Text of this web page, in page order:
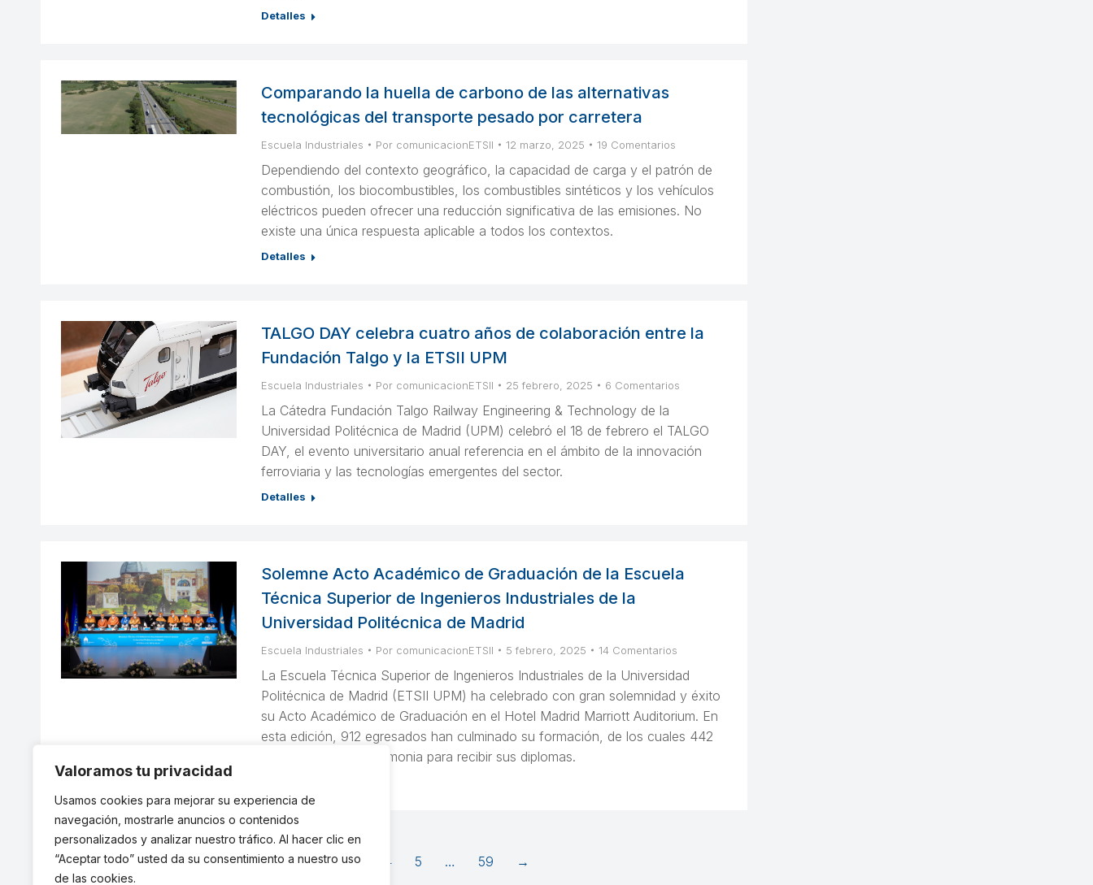
Valoramos tu privacidad
Usamos cookies para mejorar su experiencia de
navegación, mostrarle anuncios o contenidos
personalizados y analizar nuestro tráfico. Al hacer clic en
“Aceptar todo” usted da su consentimiento a nuestro uso
de las cookies.
Detalles
Comparando la huella de carbono de las alternativas
tecnológicas del transporte pesado por carretera
Escuela Industriales Por comunicacionETSII 12 marzo, 2025 19 Comentarios
Dependiendo del contexto geográfico, la capacidad de carga y el patrón de
combustión, los biocombustibles, los combustibles sintéticos y los vehículos
eléctricos pueden ofrecer una reducción significativa de las emisiones. No
existe una única respuesta aplicable a todos los contextos.
Detalles
TALGO DAY celebra cuatro años de colaboración entre la
Fundación Talgo y la ETSII UPM
Escuela Industriales Por comunicacionETSII 25 febrero, 2025 6 Comentarios
La Cátedra Fundación Talgo Railway Engineering & Technology de la
Universidad Politécnica de Madrid (UPM) celebró el 18 de febrero el TALGO
DAY, el evento universitario anual referencia en el ámbito de la innovación
ferroviaria y las tecnologías emergentes del sector.
Detalles
Solemne Acto Académico de Graduación de la Escuela
Técnica Superior de Ingenieros Industriales de la
Universidad Politécnica de Madrid
Escuela Industriales Por comunicacionETSII 5 febrero, 2025 14 Comentarios
La Escuela Técnica Superior de Ingenieros Industriales de la Universidad
Politécnica de Madrid (ETSII UPM) ha celebrado con gran solemnidad y éxito
su Acto Académico de Graduación en el Hotel Madrid Marriott Auditorium. En
esta edición, 912 egresados han culminado su formación, de los cuales 442
han asistido a la ceremonia para recibir sus diplomas.
← 1 2 3 4 5 … 59 →